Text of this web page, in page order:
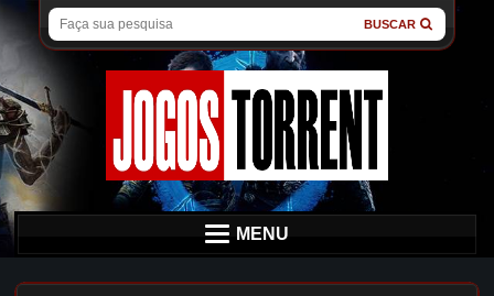
BUSCAR
MENU